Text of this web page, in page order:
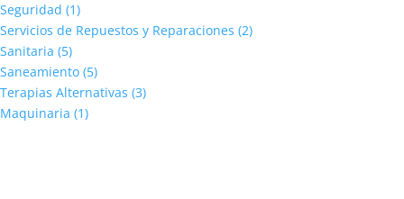
Seguridad (1)
Servicios de Repuestos y Reparaciones (2)
Sanitaria (5)
Saneamiento (5)
Terapias Alternativas (3)
Maquinaria (1)